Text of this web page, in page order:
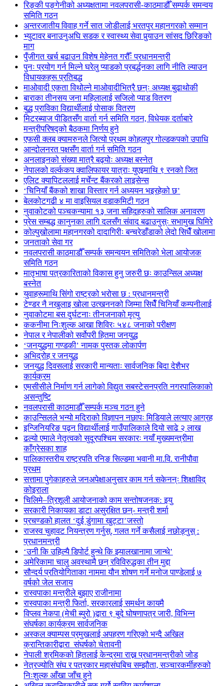
रिङ्की पङ्गेनीको अध्यक्षतामा नवलपरासी-काठमाडौँ सम्पर्क समन्वय
समिति गठन
अन्तरजातीय विवाह गर्ने सात जोडीलाई भरतपुर महानगरको सम्मान
भ्युटावर बनाउनुअघि सडक र स्वास्थ्य सेवा पुर्‍याउन सांसद छिरिङको
माग
पुँजीगत खर्च बढाउन विशेष मेहेनत गरौँः प्रधानमन्त्री
पुनः प्रयोग गर्न मिल्ने घरेलु प्याडको प्रबर्द्धनका लागि नीति ल्याउन
विधायकहरू प्रतिबद्ध
माओवादी एकता विथोल्ने माओवादीभित्रै छन्ः अध्यक्ष बुढाथोकी
बाराका तीनसय जना महिलालाई सजिलो प्याड वितरण
बुद्ध प्राविका विद्यार्थीलाई पोसाक वितरण
मिटरब्याज पीडितसँग वार्ता गर्न समिति गठन, विधेयक दर्ताबारे
मन्त्रीपरिषद्को बैठकमा निर्णय हुने
एफसी क्लब क्यामरुनले जित्यो प्रथम कोहलपुर गोल्डकपको उपाधि
आन्दोलनरत पक्षसँग वार्ता गर्न समिति गठन
अनलाइनको संख्या मात्रै बढ्योः अध्यक्ष बस्नेत
नेपालको वर्ल्ककप क्वालिफायर यात्राः युएइमाथि ९ रनको जित
एलिट क्यापिटललाई मर्चेन्ट बैंकरको लाइसेन्स
‘चिनियाँ बैंकको शाखा विस्तार गर्न अध्ययन भइरहेको छ’
बेलकोटगढी ४ मा वाइसियल वडाकमिटी गठन
नुवाकोटको पञ्चकन्यामा १३ जना सहिदहरुको सालिक अनावरण
प्रेस सम्बद्ध कानुनका लागि दलसँग संवाद बढाउनुस्ः सभामुख घिमिरे
कोल्पुखोलामा महानगरको दादागिरीः बन्चरेडाँडाको लेदो सिधैँ खोलामा
जनताको सेवा गर
नवलपरासी काठमाडौँ सम्पर्क समन्वयन समितिको भेला आयोजक
समिति गठन
मातृभाषा पत्रकारिताको विकास हुनु जरुरी छः काउन्सिल अध्यक्ष
बस्नेत
युवाहरूमाथि सिंगो राष्ट्रको भरोसा छ : प्रधानमन्त्री
टेण्डर नै नखुलाइ खोला उत्खननको जिम्मा सिधैँ चिनियाँ कम्पनीलाई
नुवाकोटमा बस दुर्घटनाः तीनजनाको मृत्यु
ककनीमा निःशुल्क आखा शिविरः ५४८ जनाको परीक्षण
नेपाल र नेपालीको सर्वोपरी हितमा जनयुद्ध
‘जनयुद्धमा गण्डकी’ नामक पुस्तक लोकार्पण
अभिद्रोह र जनयुद्ध
जनयुद्ध दिवसलाई सरकारी मान्यताः सार्वजनिक बिदा देशैभर
कार्यक्रम
एमसीसीले निर्माण गर्न लागेको विद्युत सबस्टेसनप्रति नगरपालिकाको
असन्तुष्टि
नवलपरासी काठमाडौँ सम्पर्क मञ्च गठन हुने
काउन्सिलले भन्यो मदिराको विज्ञापन नछापः मिडियाले लत्याए आग्रह
इन्जिनियरिङ पढ्न विद्यार्थीलाई गाउँपालिकाले दियो साढे २ लाख
ढल्यो एमाले नेतृत्वको सुदूरपश्चिम सरकारः नयाँ मुख्यमन्त्रीमा
काँग्रेसका शाह
पालिकास्तरीय राष्ट्रपति रनिङ सिल्डमा भवानी मा.वि. रानीपौवा
प्रथम
सत्तामा पुगेकाहरुले जनअपेक्षाअनुसार काम गर्न सकेनन्ः शिक्षाविद्
कोइराला
चिलिमे–त्रिशूली आयोजनाको काम सन्तोषजनक: इयु
सरकारी निकायका डाटा असुरक्षित छन्- मन्त्री शर्मा
प्रचण्डको हालत ‘दुई डुंगामा खुट्टा’जस्तो
राजस्व चुहावट नियन्त्रण गर्नुस्, गलत गर्ने कसैलाई नछोड्नुस् :
प्रधानमन्त्री
‘उनी कि उहिल्यै डिपोर्ट हुन्थे कि झ्यालखानामा जान्थे’
अमेरिकामा चालु अवस्थामै छन् रविविरुद्धका तीन मुद्दा
सौन्दर्य प्रतियोगिताका नाममा यौन शोषण गर्ने मनोज पाण्डेलाई ७
वर्षको जेल सजाय
रास्वपाका मन्त्रीले बुझाए राजीनामा
रास्वपाका मन्त्री फिर्ता, सरकारलाई समर्थन कायमै
विप्लव नेकपा (मेची ब्युरो )द्वारा ९ बुदे घोषणापत्र जारी, विभिन्न
संघर्षका कार्यक्रम सार्वजनिक
अस्कल क्याम्पस प्रमुखलाई अपहरण गरिएको भन्दै अखिल
क्रान्तिकारीद्वारा संघर्षको चेतावनी
नेपाली श्रमिकको हितलाई केन्द्रमा राख्न प्रधानमन्त्रीको जोड
नेत्रज्योति संघ र पत्रकार महासंघबिच सम्झौता, सञ्चारकर्मीहरुको
निःशुल्क आँखा जाँच हुने